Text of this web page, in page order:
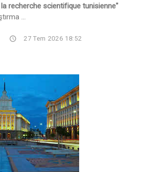
recherche scientifique tunisienne"
...
27 Tem 2026 18:52